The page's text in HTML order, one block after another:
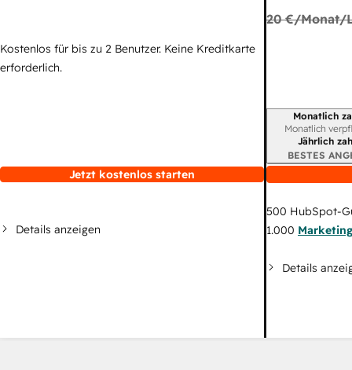
Kostenlos für bis zu 2 Benutzer. Keine Kreditkarte
erforderlich.
Jetzt kostenlos starten
Details anzeigen
20 €/Monat/
Monatlich
Monatlich
Jährlich
BESTES
500 HubSpot-
1.000
Details